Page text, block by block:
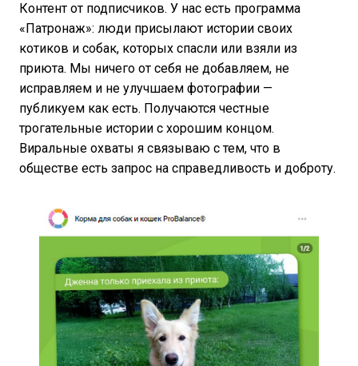
Контент от подписчиков. У нас есть программа
«Патронаж»: люди присылают истории своих
котиков и собак, которых спасли или взяли из
приюта. Мы ничего от себя не добавляем, не
исправляем и не улучшаем фотографии —
публикуем как есть. Получаются честные
трогательные истории с хорошим концом.
Виральные охваты я связываю с тем, что в
обществе есть запрос на справедливость и доброту.